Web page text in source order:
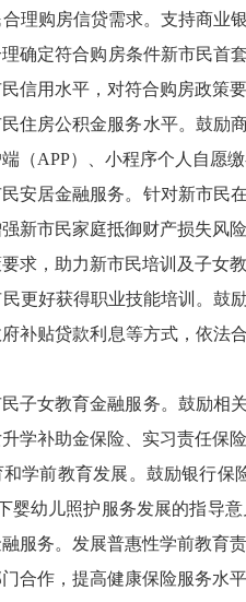
合理购房信贷需求。支持商
确定符合购房条件新市民首
信用水平，对符合购房政策
民住房公积金服务水平。鼓
（APP）、小程序个人自愿
民安居金融服务。针对新市
新市民家庭抵御财产损失风
求，助力新市民培训及子女
民更好获得职业技能培训。
补贴贷款利息等方式，依法
民子女教育金融服务。鼓励
学补助金保险、实习责任保
和学前教育发展。鼓励银行
婴幼儿照护服务发展的指导
服务。发展普惠性学前教育
合作，提高健康保险服务水平